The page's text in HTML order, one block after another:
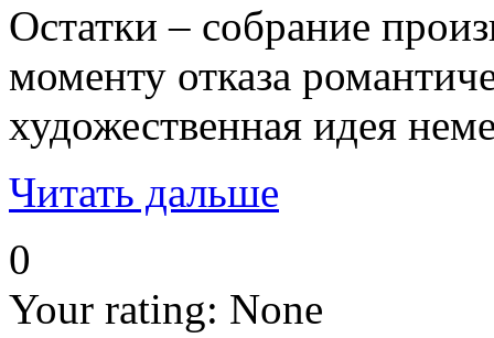
Остатки – собрание
моменту отказа
художественная идея
Читать дальше
0
Your rating: None